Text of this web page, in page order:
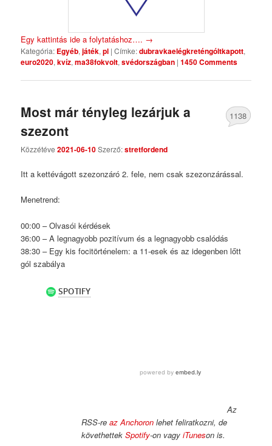
Egy kattintás ide a folytatáshoz…. →
Kategória: Egyéb,játék,pl |Címke:dubravkaelégkreténgóltkapott,
euro2020,kvíz,ma38fokvolt,svédországban |1450 Comments
Most már tényleg lezárjuk a
szezont
Közzétéve2021-06-10Szerző:stretfordend
1138
Itt a kettévágott szezonzáró 2. fele, nem csak szezonzárással.
Menetrend:
00:00 – Olvasói kérdések
36:00 – A legnagyobb pozitívum és a legnagyobb csalódás
38:30 – Egy kis focitörténelem: a 11-esek és az idegenben lőtt
gól szabálya
Az
RSS-reaz Anchoron lehet feliratkozni, de
követhettekSpotify-on vagyiTuneson is.